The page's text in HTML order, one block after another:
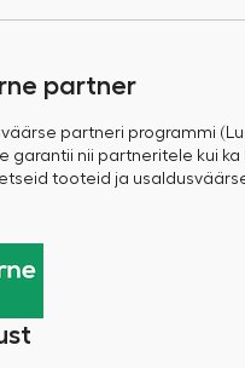
partner
partneri programmi
garantii nii partneritele kui ka
tooteid ja